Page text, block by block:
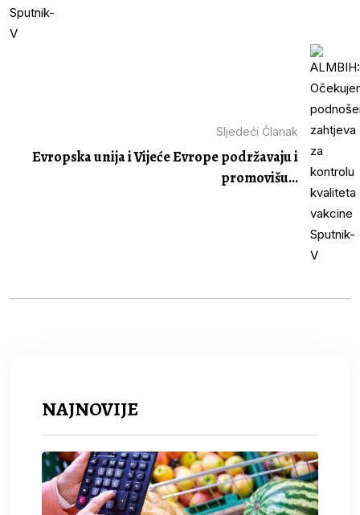
Sljedeći Članak
Evropska unija i Vijeće Evrope podržavaju i
promovišu...
NAJNOVIJE